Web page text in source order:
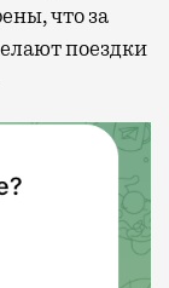
что за
поездки